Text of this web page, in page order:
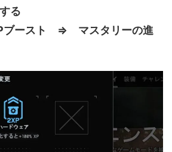
る
ブースト ⇒ マスタリーの進